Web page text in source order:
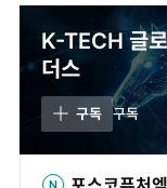
K-TECH 글
더스
구독 구독